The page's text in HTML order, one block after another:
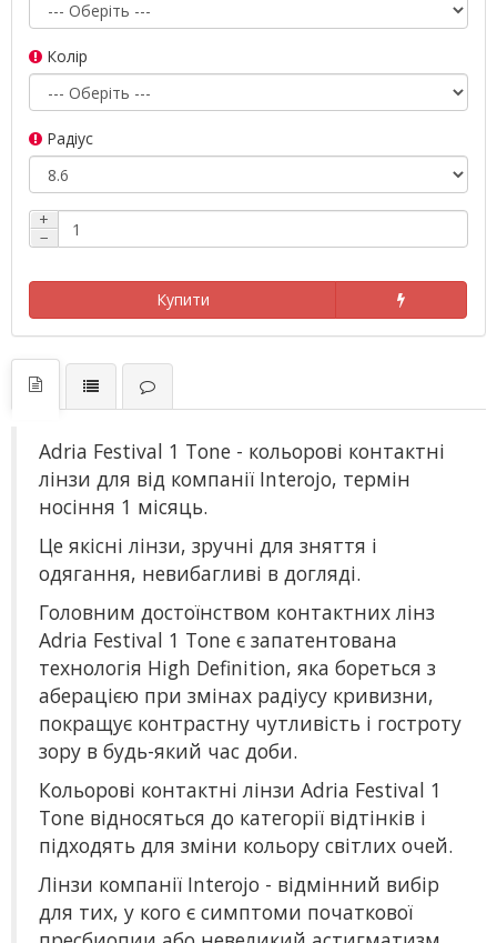
Колір
Радіус
+
−
Купити
Adria Festival 1 Tone - кольорові контактні
лінзи для від компанії Interojo, термін
носіння 1 місяць.
Це якісні лінзи, зручні для зняття і
одягання, невибагливі в догляді.
Головним достоїнством контактних лінз
Adria Festival 1 Tone є запатентована
технологія High Definition, яка бореться з
аберацією при змінах радіусу кривизни,
покращує контрастну чутливість і гостроту
зору в будь-який час доби.
Кольорові контактні лінзи Adria Festival 1
Tone відносяться до категорії відтінків і
підходять для зміни кольору світлих очей.
Лінзи компанії Interojo - відмінний вибір
для тих, у кого є симптоми початкової